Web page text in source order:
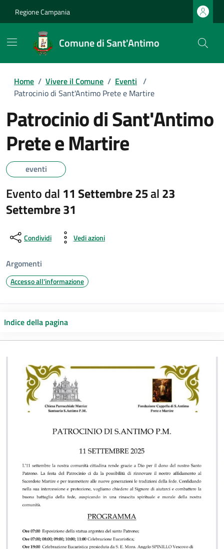
Regione Campania
Comune di Sant'Antimo
Home / Vivere il Comune / Eventi /
Patrocinio di Sant'Antimo Prete e Martire
Patrocinio di Sant'Antimo
Prete e Martire
eventi
Evento dal 11 Settembre 25al23
Settembre 31
Condividi Vedi azioni
Argomenti
Accesso all'informazione
Indice della pagina